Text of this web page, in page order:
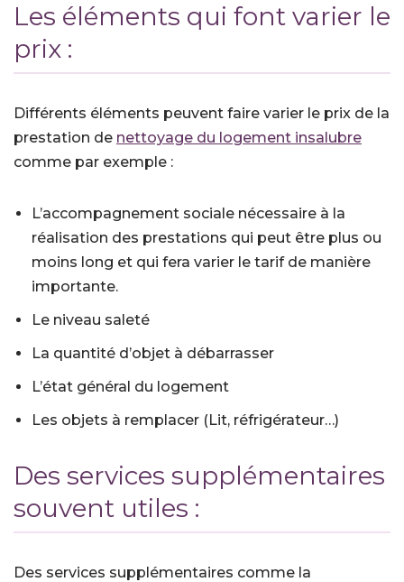
Les éléments qui font varier le
prix :
Différents éléments peuvent faire varier le prix de la
prestation de nettoyage du logement insalubre
comme par exemple :
L’accompagnement sociale nécessaire à la
réalisation des prestations qui peut être plus ou
moins long et qui fera varier le tarif de manière
importante.
Le niveau saleté
La quantité d’objet à débarrasser
L’état général du logement
Les objets à remplacer (Lit, réfrigérateur…)
Des services supplémentaires
souvent utiles :
Des services supplémentaires comme la